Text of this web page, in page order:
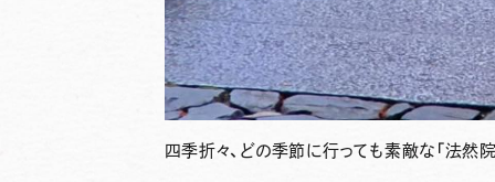
四季折々、どの季節に行っても素敵な「法然院